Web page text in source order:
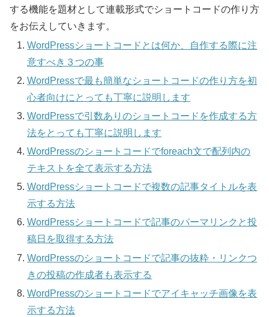
する機能を題材として連載形式でショートコードの作り方
をお伝えしていきます。
WordPressショートコードとは何か、自作する際に注
意すべき３つの事
WordPressで最も簡単なショートコードの作り方を初
心者向けにとっても丁寧に説明します
WordPressで引数ありのショートコードを作成する方
法をとっても丁寧に説明します
WordPressのショートコードでforeach文で配列内の
テキストを全て表示する方法
WordPressショートコードで複数の記事タイトルを表
示する方法
WordPressショートコードで記事のパーマリンクと投
稿日を取得する方法
WordPressのショートコードで記事の抜粋・リンクつ
きの投稿の作成者も表示する
WordPressのショートコードでアイキャッチ画像を表
示する方法